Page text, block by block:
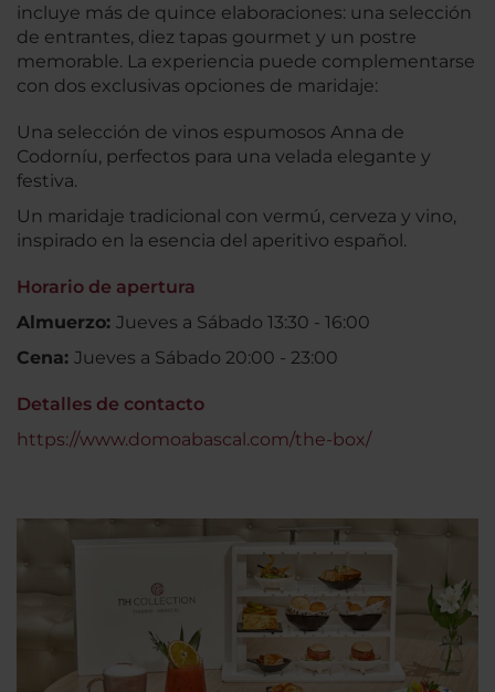
incluye más de quince elaboraciones: una selección
de entrantes, diez tapas gourmet y un postre
memorable. La experiencia puede complementarse
con dos exclusivas opciones de maridaje:
Una selección de vinos espumosos Anna de
Codorníu, perfectos para una velada elegante y
festiva.
Un maridaje tradicional con vermú, cerveza y vino,
inspirado en la esencia del aperitivo español.
Horario de apertura
Almuerzo: Jueves a Sábado 13:30 - 16:00
Cena: Jueves a Sábado 20:00 - 23:00
Detalles de contacto
https://www.domoabascal.com/the-box/